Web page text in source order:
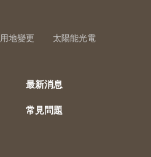
用地變更
太陽能光電
最新消息
常見問題